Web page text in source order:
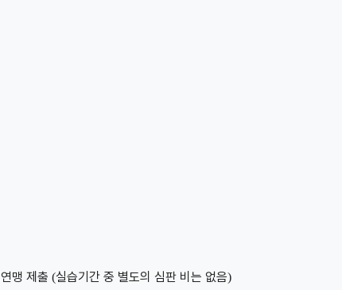
연맹 제출 (실습기간 중 별도의 심판 비는 없음)